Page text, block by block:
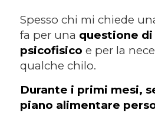
Spesso chi mi chiede
fa per una questione di
psicofisico e per la
qualche chilo.
Durante i primi mesi,
piano alimentare